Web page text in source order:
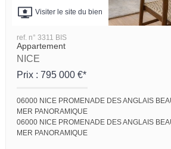
Visiter le site du bien
ref. n° 3311 BIS
Appartement
NICE
Prix : 795 000 €*
06000 NICE PROMENADE DES ANGLAIS
MER PANORAMIQUE
06000 NICE PROMENADE DES ANGLAIS
MER PANORAMIQUE